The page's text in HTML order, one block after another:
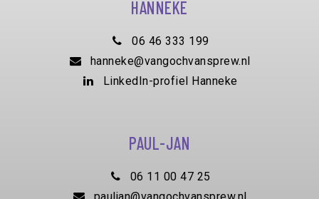
HANNEKE
06 46 333 199
hanneke@vangochvansprew.nl
LinkedIn-profiel Hanneke
PAUL-JAN
06 11 00 47 25